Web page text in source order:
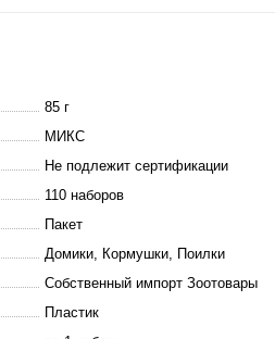
85 г
МИКС
Не подлежит сертификации
110 наборов
Пакет
Домики, Кормушки, Поилки
Собственный импорт Зоотовары
Пластик